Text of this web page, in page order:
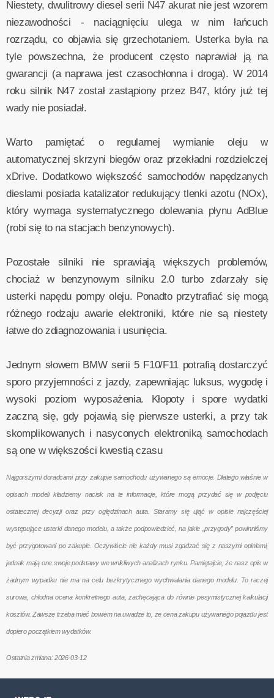
Niestety, dwulitrowy diesel serii N47 akurat nie jest wzorem
niezawodności - naciągnięciu ulega w nim łańcuch
rozrządu, co objawia się grzechotaniem. Usterka była na
tyle powszechna, że producent często naprawiał ją na
gwarancji (a naprawa jest czasochłonna i droga). W 2014
roku silnik N47 został zastąpiony przez B47, który już tej
wady nie posiadał.
Warto pamiętać o regularnej wymianie oleju w
automatycznej skrzyni biegów oraz przekładni rozdzielczej
xDrive. Dodatkowo większość samochodów napędzanych
dieslami posiada katalizator redukujący tlenki azotu (NOx),
który wymaga systematycznego dolewania płynu AdBlue
(robi się to na stacjach benzynowych).
Pozostałe silniki nie sprawiają większych problemów,
chociaż w benzynowym silniku 2.0 turbo zdarzały się
usterki napędu pompy oleju. Ponadto przytrafiać się mogą
różnego rodzaju awarie elektroniki, które nie są niestety
łatwe do zdiagnozowania i usunięcia.
Jednym słowem BMW serii 5 F10/F11 potrafią dostarczyć
sporo przyjemności z jazdy, zapewniając luksus, wygodę i
wysoki poziom wyposażenia. Kłopoty i spore wydatki
zaczną się, gdy pojawią się pierwsze usterki, a przy tak
skomplikowanych i nasyconych elektroniką samochodach
są one w większości kwestią czasu
Najgorszymi doradcami przy zakupie samochodu używanego są emocje. Dlatego właśnie w
opisach modeli kładziemy nacisk na te informacje, które mogą przydać się w podjęciu
ostatecznej decyzji oraz przy oględzinach auta. Staramy się ująć w opisie najczęściej
występujące usterki danego modelu, a także podpowiedzieć, na jakie „przygody” powinniśmy
być przygotowani po zakupie. Oczywiście nie każdy musi zgadzać się z naszymi opiniami,
jednak mają one swoje podstawy we wnikliwych analizach rynku. Pamiętajcie, że nasz opis w
żadnym wypadku nie ma na celu bezkrytycznego wychwalania danego modelu. To raczej
surowa, chłodna ocena konkretnego auta, zachęcająca do równie pesymistycznej kalkulacji
kosztów. Zawsze trzeba mieć bowiem na uwadze to, że cena zakupu używanego pojazdu jest
dopiero początkiem wydatków.
Ostatnia zmiana: 2026-03-12